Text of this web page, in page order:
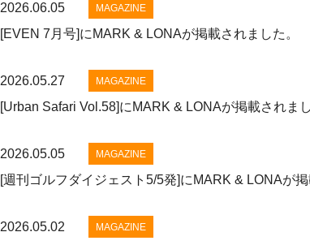
2026.06.05 MAGAZINE
[EVEN 7月号]にMARK & LONAが掲載されました。
2026.05.27 MAGAZINE
[Urban Safari Vol.58]にMARK & LONAが掲載されまし
2026.05.05 MAGAZINE
[週刊ゴルフダイジェスト5/5発]にMARK & LONAが掲
2026.05.02 MAGAZINE